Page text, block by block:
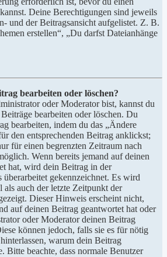
Deine Berechtigungen sind jeweils
und der Beitragsansicht aufgelistet. Z. B.
erstellen“, „Du darfst Dateianhänge
bearbeiten oder löschen?
oder Moderator bist, kannst du
bearbeiten oder löschen. Du
bearbeiten, indem du das „Ändere
den entsprechenden Beitrag anklickst;
für einen begrenzten Zeitraum nach
Wenn bereits jemand auf deinen
hat, wird dein Beitrag in der
überarbeitet gekennzeichnet. Es wird
auch der letzte Zeitpunkt der
Dieser Hinweis erscheint nicht,
auf deinen Beitrag geantwortet hat oder
oder Moderator deinen Beitrag
können jedoch, falls sie es für nötig
warum dein Beitrag
Bitte beachte, dass normale Benutzer